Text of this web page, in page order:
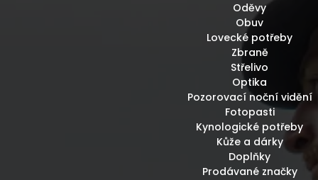
Oděvy
Obuv
Lovecké potřeby
Zbraně
Střelivo
Optika
Pozorovací noční vidění
Fotopasti
Kynologické potřeby
Kůže a dárky
Doplňky
Prodávané značky